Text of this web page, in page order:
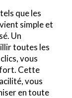
que les
simple et
Un
toutes les
vous
Cette
vous
en toute